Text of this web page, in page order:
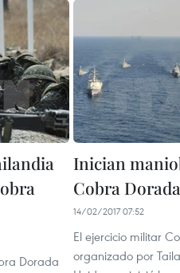
Dorada
Inician
Cobra
14/02/2017 07:52
El ejercicio militar
organizado por